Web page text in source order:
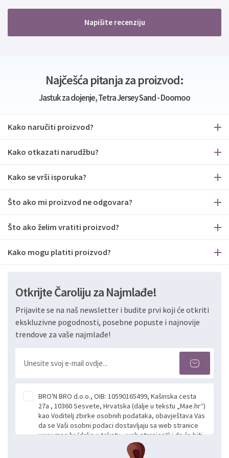
Napišite recenziju
Najčešća pitanja za proizvod:
Jastuk za dojenje, Tetra Jersey Sand - Doomoo
Kako naručiti proizvod?
Kako otkazati narudžbu?
Kako se vrši isporuka?
Što ako mi proizvod ne odgovara?
Što ako želim vratiti proizvod?
Kako mogu platiti proizvod?
Otkrijte Čaroliju za Najmlađe!
Prijavite se na naš newsletter i budite prvi koji će otkriti
ekskluzivne pogodnosti, posebne popuste i najnovije
trendove za vaše najmlađe!
BRO'N BRO d.o.o., OIB: 10590165499, Kašinska cesta
27a , 10360 Sesvete, Hrvatska (dalje u tekstu „Mae.hr“)
kao Voditelj zbirke osobnih podataka, obavještava Vas
da se Vaši osobni podaci dostavljaju sa web stranice
www.mae.hr (dalje u tekstu „web stranice“) i da će biti
obrađeni. Prihvaćanjem ove Izjave smatra se da
slobodno i izričito dajete privolu za prikupljanje i daljnju